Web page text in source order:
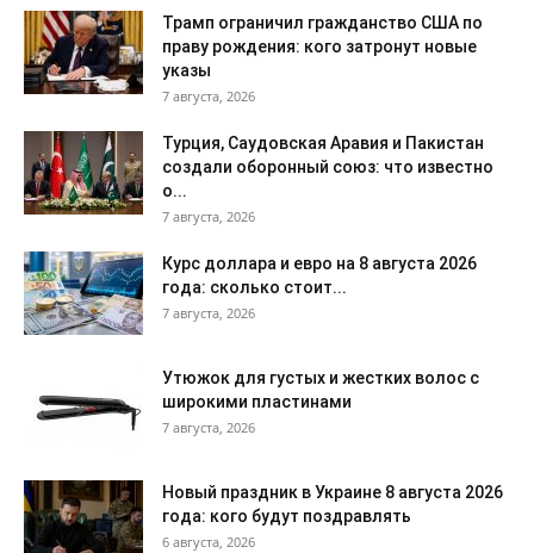
Трамп ограничил гражданство США по
праву рождения: кого затронут новые
указы
7 августа, 2026
Турция, Саудовская Аравия и Пакистан
создали оборонный союз: что известно
о...
7 августа, 2026
Курс доллара и евро на 8 августа 2026
года: сколько стоит...
7 августа, 2026
Утюжок для густых и жестких волос с
широкими пластинами
7 августа, 2026
Новый праздник в Украине 8 августа 2026
года: кого будут поздравлять
6 августа, 2026